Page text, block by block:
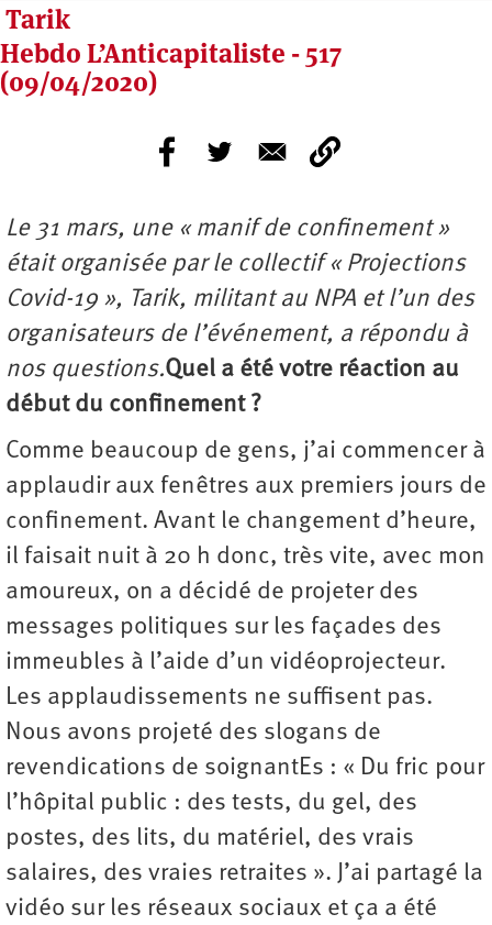
Tarik
Hebdo L’Anticapitaliste - 517
(09/04/2020)
Le 31 mars, une « manif de confinement »
était organisée par le collectif « Projections
Covid-19 », Tarik, militant au NPA et l’un des
organisateurs de l’événement, a répondu à
nos questions.Quel a été votre réaction au
début du confinement ?
Comme beaucoup de gens, j’ai commencer à
applaudir aux fenêtres aux premiers jours de
confinement. Avant le changement d’heure,
il faisait nuit à 20 h donc, très vite, avec mon
amoureux, on a décidé de projeter des
messages politiques sur les façades des
immeubles à l’aide d’un vidéoprojecteur.
Les applaudissements ne suffisent pas.
Nous avons projeté des slogans de
revendications de soignantEs : « Du fric pour
l’hôpital public : des tests, du gel, des
postes, des lits, du matériel, des vrais
salaires, des vraies retraites ». J’ai partagé la
vidéo sur les réseaux sociaux et ça a été